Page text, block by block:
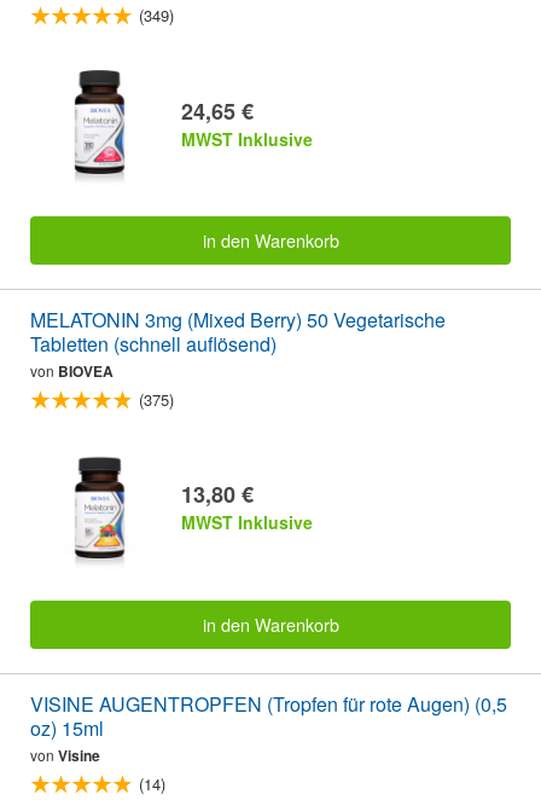
(349)
24,65 €
MWST Inklusive
in den Warenkorb
MELATONIN 3mg (Mixed Berry) 50 Vegetarische
Tabletten (schnell auflösend)
von BIOVEA
(375)
13,80 €
MWST Inklusive
in den Warenkorb
VISINE AUGENTROPFEN (Tropfen für rote Augen) (0,5
oz) 15ml
von Visine
(14)